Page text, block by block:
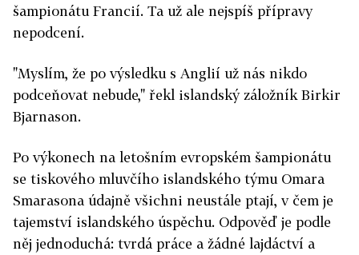
šampionátu Francií. Ta už ale nejspíš přípravy
nepodcení.
"Myslím, že po výsledku s Anglií už nás nikdo
podceňovat nebude," řekl islandský záložník Birkir
Bjarnason.
Po výkonech na letošním evropském šampionátu
se tiskového mluvčího islandského týmu Omara
Smarasona údajně všichni neustále ptají, v čem je
tajemství islandského úspěchu. Odpověď je podle
něj jednoduchá: tvrdá práce a žádné lajdáctví a